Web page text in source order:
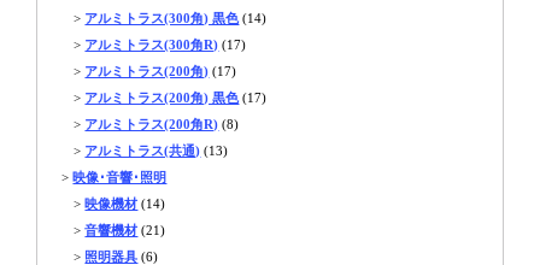
> アルミトラス(300角) 黒色 (14)
> アルミトラス(300角R) (17)
> アルミトラス(200角) (17)
> アルミトラス(200角) 黒色 (17)
> アルミトラス(200角R) (8)
> アルミトラス(共通) (13)
>映像･音響･照明
>映像機材 (14)
>音響機材 (21)
> 照明器具 (6)